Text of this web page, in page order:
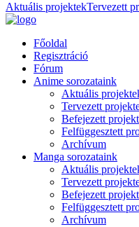
Aktuális projektekTervezett
Főoldal
Regisztráció
Fórum
Anime sorozataink
Aktuális
Tervezett
Befejezett
Felfüggesztett
Archívum
Manga sorozataink
Aktuális
Tervezett
Befejezett
Felfüggesztett
Archívum